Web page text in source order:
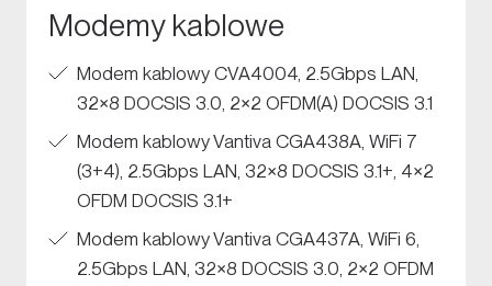
Modemy kablowe
Modem kablowy CVA4004, 2.5Gbps LAN,
32×8 DOCSIS 3.0, 2×2 OFDM(A) DOCSIS 3.1
Modem kablowy Vantiva CGA438A, WiFi 7
(3+4), 2.5Gbps LAN, 32×8 DOCSIS 3.1+, 4×2
OFDM DOCSIS 3.1+
Modem kablowy Vantiva CGA437A, WiFi 6,
2.5Gbps LAN, 32×8 DOCSIS 3.0, 2×2 OFDM